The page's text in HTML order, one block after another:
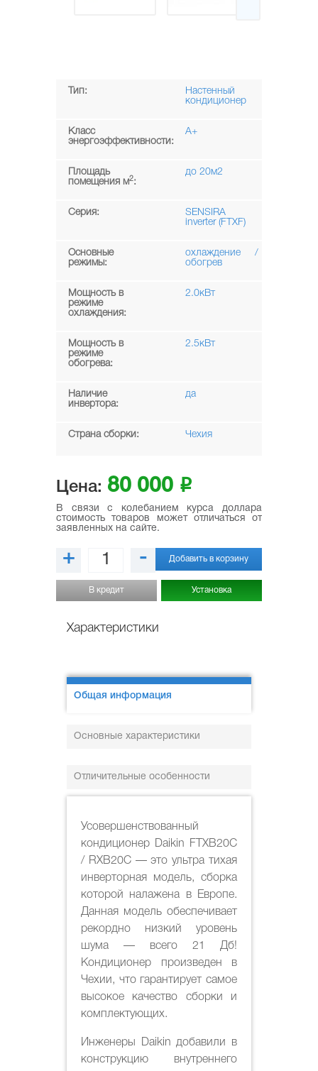
Тип:
Настенный
кондиционер
Класс
энергоэффективности:
A+
Площадь
помещения м2:
до 20м2
Серия:
SENSIRA
inverter (FTXF)
Основные
режимы:
охлаждение /
обогрев
Мощность в
режиме
охлаждения:
2.0кВт
Мощность в
режиме
обогрева:
2.5кВт
Наличие
инвертора:
да
Страна сборки: Чехия
Цена: 80 000 i
В связи с колебанием курса доллара
стоимость товаров может отличаться от
заявленных на сайте.
+ - Добавить в корзину
В кредит Установка
Характеристики
Общая информация
Основные характеристики
Отличительные особенности
Усовершенствованный
кондиционер Daikin FTXB20C
/ RXB20C — это ультра тихая
инверторная модель, сборка
которой налажена в Европе.
Данная модель обеспечивает
рекордно низкий уровень
шума — всего 21 Дб!
Кондиционер произведен в
Чехии, что гарантирует самое
высокое качество сборки и
комплектующих.
Инженеры Daikin добавили в
конструкцию внутреннего